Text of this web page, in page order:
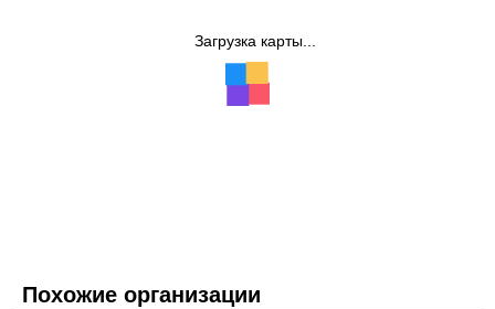
Загрузка карты...
Похожие организации